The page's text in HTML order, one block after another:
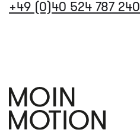
+49 (0)40 524 787 240